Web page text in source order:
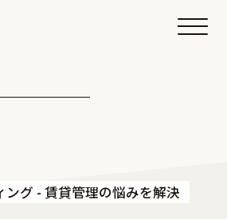
メニ
ング - 賃貸管理の悩みを解決